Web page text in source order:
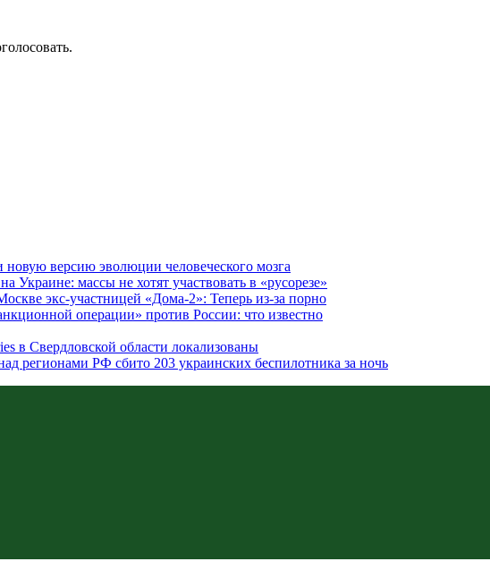
версию эволюции человеческого мозга
массы не хотят участвовать в «русорезе»
экс-участницей «Дома-2»: Теперь из-за порно
операции» против России: что известно
в Свердловской области локализованы
регионами РФ сбито 203 украинских беспилотника за ночь